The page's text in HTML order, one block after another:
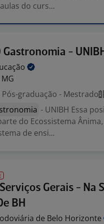
do curs...
Gastronomia -
Pós-graduação - Mestrado
- UNIBH Essa
do Ecossistema
de ensi...
Gerais - Na
BH
de Belo Horizonte